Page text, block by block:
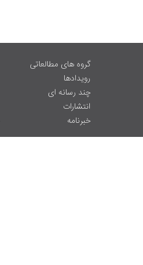
گروه های مطالعاتی
رویدادها
چند رسانه ای
انتشارات
خبرنامه